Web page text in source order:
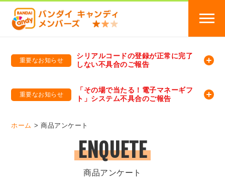
重要なお知らせ
シリアルコードの登録が正常に完了
しない不具合のご報告
重要なお知らせ
「その場で当たる！電子マネーギフ
ト」システム不具合のご報告
ホーム 商品アンケート
ENQUETE
商品アンケート